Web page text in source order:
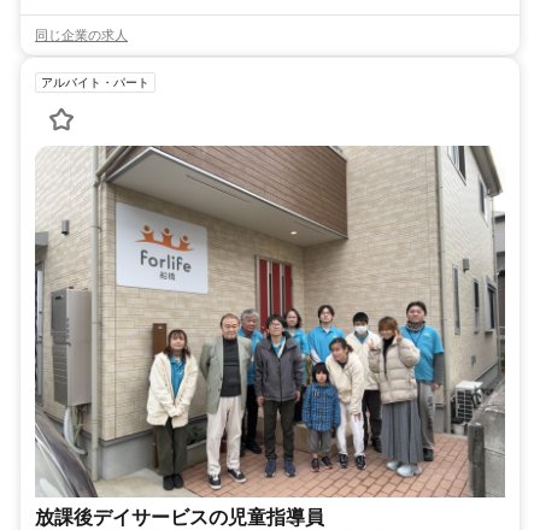
同じ企業の求人
アルバイト・パート
放課後デイサービスの児童指導員